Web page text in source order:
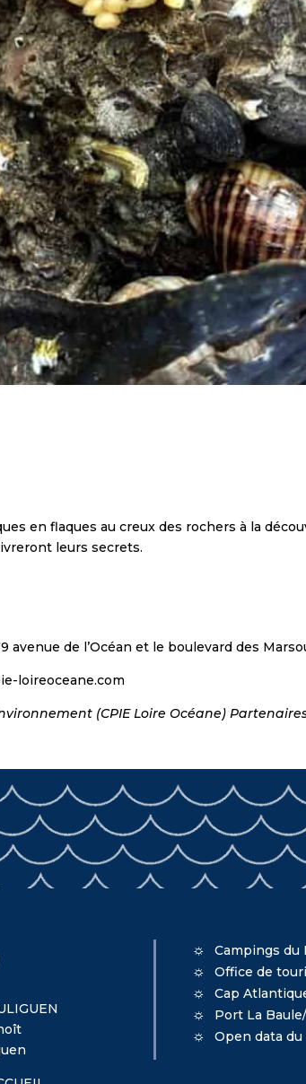
en flaques au creux des rochers à la
leurs secrets.
avenue de l’Océan et le boulevard des
loireoceane.com
(CPIE Loire Océane)
Campings du
Office de
Cap
Port La
Open data